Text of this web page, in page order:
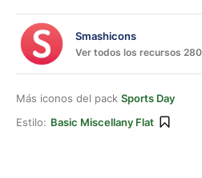
Smashicons
Ver todos los recursos
Más iconos del pack Sports Day
Estilo: Basic Miscellany Flat